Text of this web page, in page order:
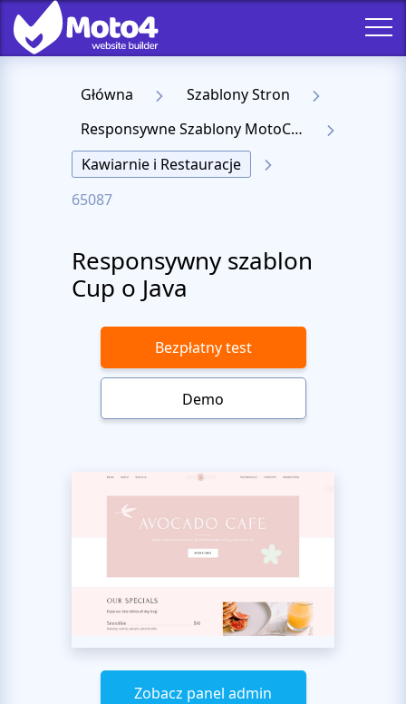
Główna
Szablony Stron
Responsywne Szablony MotoCMS 3
Kawiarnie i Restauracje
65087
Responsywny szablon
Cup o Java
Bezpłatny test
Demo
Zobacz panel admin